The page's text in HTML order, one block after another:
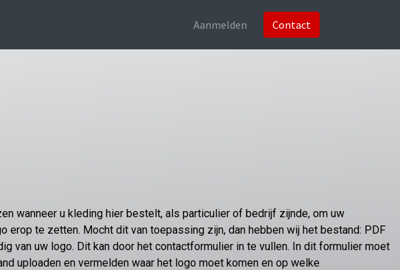
Aanmelden Contact
wanneer u kleding hier bestelt, als particulier of bedrijf zijnde, om uw
erop te zetten. Mocht dit van toepassing zijn, dan hebben wij het bestand: PDF
van uw logo. Dit kan door het contactformulier in te vullen. In dit formulier moet
uploaden en vermelden waar het logo moet komen en op welke